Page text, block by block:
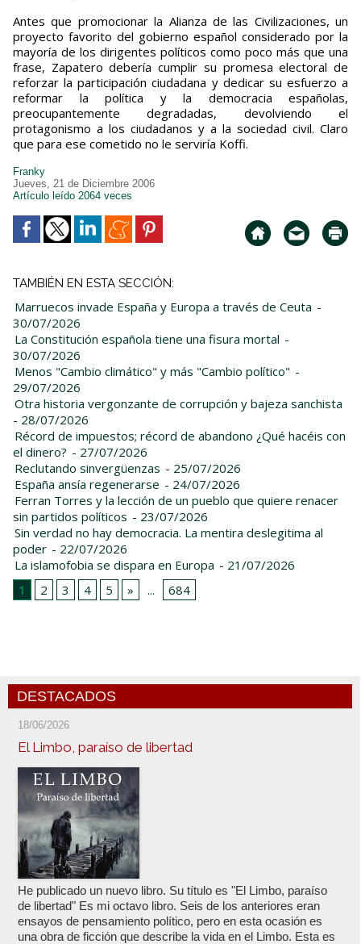
Antes que promocionar la Alianza de las Civilizaciones, un
proyecto favorito del gobierno español considerado por la
mayoría de los dirigentes políticos como poco más que una
frase, Zapatero debería cumplir su promesa electoral de
reforzar la participación ciudadana y dedicar su esfuerzo a
reformar la política y la democracia españolas,
preocupantemente degradadas, devolviendo el
protagonismo a los ciudadanos y a la sociedad civil. Claro
que para ese cometido no le serviría Koffi.
Franky
Jueves, 21 de Diciembre 2006
Artículo leído 2064 veces
TAMBIÉN EN ESTA SECCIÓN:
Marruecos invade España y Europa a través de Ceuta -
30/07/2026
La Constitución española tiene una fisura mortal -
30/07/2026
Menos "Cambio climático" y más "Cambio político" -
29/07/2026
Otra historia vergonzante de corrupción y bajeza sanchista
- 28/07/2026
Récord de impuestos; récord de abandono ¿Qué hacéis con
el dinero? - 27/07/2026
Reclutando sinvergüenzas - 25/07/2026
España ansía regenerarse - 24/07/2026
Ferran Torres y la lección de un pueblo que quiere renacer
sin partidos políticos - 23/07/2026
Sin verdad no hay democracia. La mentira deslegitima al
poder - 22/07/2026
La islamofobia se dispara en Europa - 21/07/2026
1
2 3 4 5 » ... 684
DESTACADOS
18/06/2026
El Limbo, paraíso de libertad
He publicado un nuevo libro. Su título es "El Limbo, paraíso
de libertad" Es mi octavo libro. Seis de los anteriores eran
ensayos de pensamiento político, pero en esta ocasión es
una obra de ficción que describe la vida en el Limbo. Esta es